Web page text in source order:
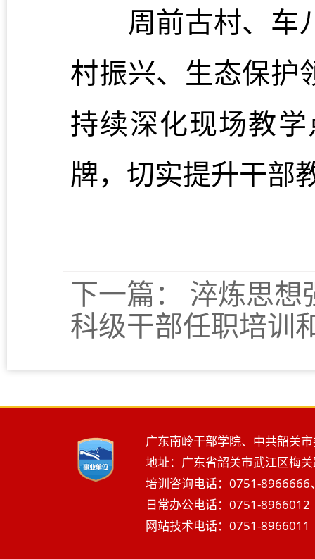
周前古村、车八
村振兴、生态保护
持续深化现场教
牌，切实提升干部
下一篇： 淬炼思想
科级干部任职培训
广东南岭干部学院、中共韶关
地址：广东省韶关市武江区梅
培训咨询电话：0751-
日常办公电话：0751-
网站技术电话：0751-